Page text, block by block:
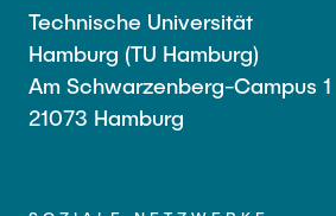
Technische Universität
Hamburg (TU Hamburg)
Am Schwarzenberg-Campus 1
21073 Hamburg